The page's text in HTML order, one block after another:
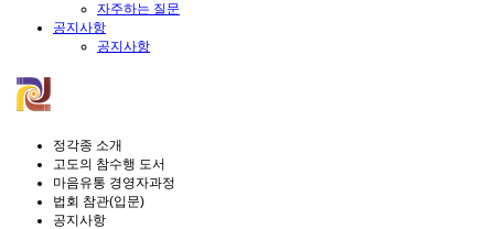
자주하는 질문
공지사항
공지사항
정각종 소개
고도의 참수행 도서
마음유통 경영자과정
법회 참관(입문)
공지사항